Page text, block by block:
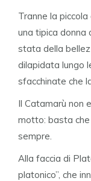
Tranne la
una tipica donna
stata della
dilapidata lungo
sfacchinate che
Il Catamarù non
motto: basta che
sempre.
Alla faccia di
platonico”, che